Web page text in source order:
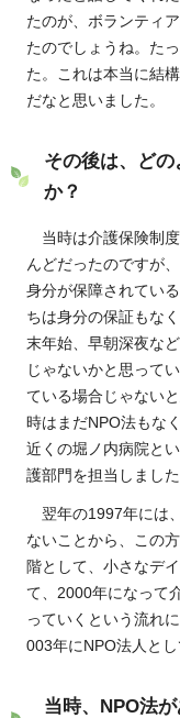
たのが、ボランティ
たのでしょうね。た
た。これは本当に結
だなと思いました。
その後は、ど
か？
当時は介護保険制
んどだったのですが
身分が保障されてい
ちは身分の保証もな
末年始、早朝深夜な
じゃないかと思って
ている場合じゃない
時はまだNPO法もな
近くの堀ノ内病院と
護部門を担当しまし
翌年の1997年には
ないことから、この
階として、小さなデ
て、2000年になって
っていくという流れ
003年にNPO法人とし
当時、NPO法